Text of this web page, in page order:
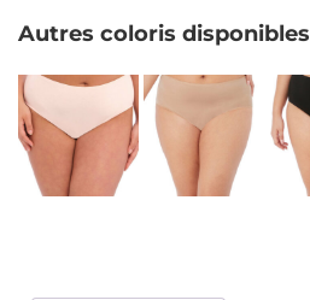
Autres coloris disponibles